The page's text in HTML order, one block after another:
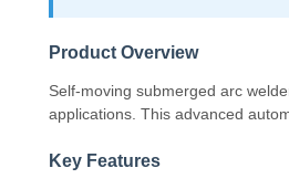
Product Overview
Self-moving submerged arc
applications. This advanced
Key Features